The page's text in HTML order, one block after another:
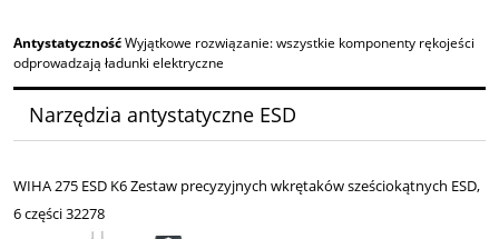
AntystatycznośćWyjątkowe rozwiązanie: wszystkie komponenty rękojeści
odprowadzają ładunki elektryczne
Narzędzia antystatyczne ESD
WIHA 275 ESD K6 Zestaw precyzyjnych wkrętaków sześciokątnych ESD,
6 części 32278